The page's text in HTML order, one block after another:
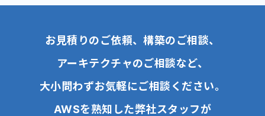
お見積りのご依頼、構築のご相談、
アーキテクチャのご相談など、
大小問わずお気軽にご相談ください。
AWSを熟知した弊社スタッフが